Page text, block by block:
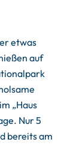
etwas
auf
„Haus
Nur 5
bereits am